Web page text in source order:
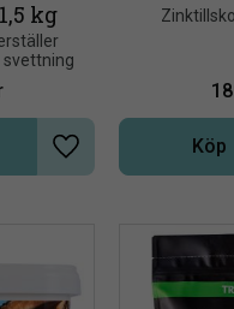
kg
svettning
Lägg till i önskelista
Köp